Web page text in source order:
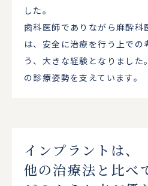
した。
歯科医師でありながら麻酔科
は、安全に治療を行う上での
う、大きな経験となりました
の診療姿勢を支えています。
インプラントは、
他の治療法と比べ